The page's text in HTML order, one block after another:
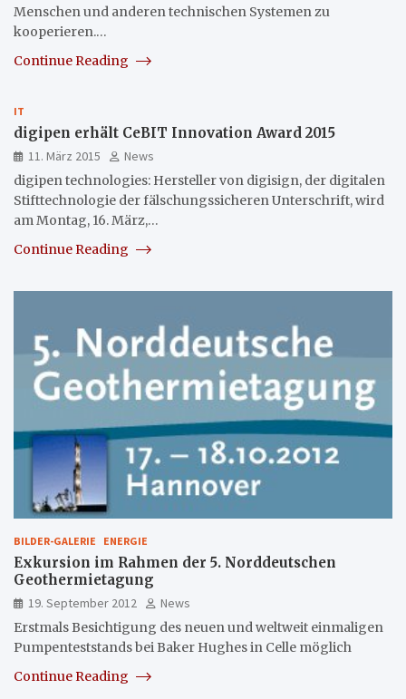
Menschen und anderen technischen Systemen zu
kooperieren.…
Continue Reading
IT
digipen erhält CeBIT Innovation Award 2015
11. März 2015
News
digipen technologies: Hersteller von digisign, der digitalen
Stifttechnologie der fälschungssicheren Unterschrift, wird
am Montag, 16. März,…
Continue Reading
BILDER-GALERIE ENERGIE
Exkursion im Rahmen der 5. Norddeutschen
Geothermietagung
19. September 2012
News
Erstmals Besichtigung des neuen und weltweit einmaligen
Pumpenteststands bei Baker Hughes in Celle möglich
Continue Reading